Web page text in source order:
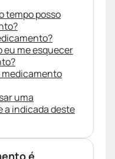
tempo posso
eu me esquecer
medicamento
uma
a indicada deste
é